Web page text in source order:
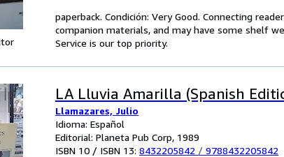
paperback. Condición: Very Good. Connecting
companion materials, and may have some shelf
Service is our top priority.
LA Lluvia Amarilla (Spanish
Llamazares, Julio
Idioma: Español
Editorial: Planeta Pub Corp, 1989
ISBN 10 / ISBN 13: 8432205842 / 9788432205842